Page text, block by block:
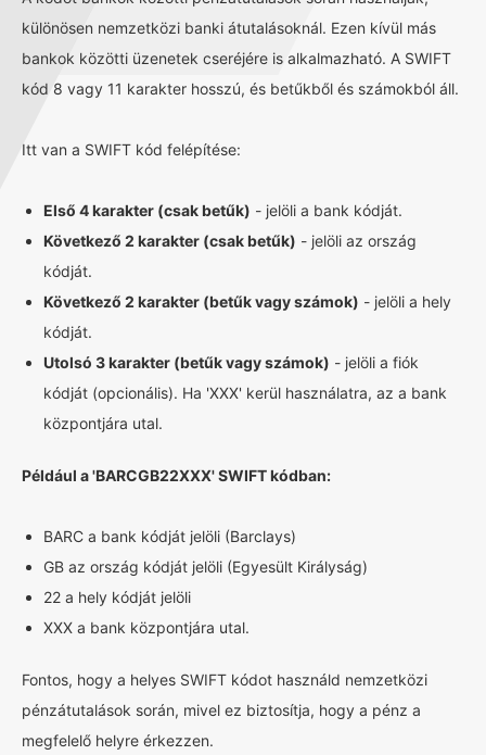
különösen nemzetközi banki átutalásoknál. Ezen kívül más
bankok közötti üzenetek cseréjére is alkalmazható. A SWIFT
kód 8 vagy 11 karakter hosszú, és betűkből és számokból áll.
Itt van a SWIFT kód felépítése:
Első 4 karakter (csak betűk) - jelöli a bank kódját.
Következő 2 karakter (csak betűk) - jelöli az ország
kódját.
Következő 2 karakter (betűk vagy számok) - jelöli a hely
kódját.
Utolsó 3 karakter (betűk vagy számok) - jelöli a fiók
kódját (opcionális). Ha 'XXX' kerül használatra, az a bank
központjára utal.
Például a 'BARCGB22XXX' SWIFT kódban:
BARC a bank kódját jelöli (Barclays)
GB az ország kódját jelöli (Egyesült Királyság)
22 a hely kódját jelöli
XXX a bank központjára utal.
Fontos, hogy a helyes SWIFT kódot használd nemzetközi
pénzátutalások során, mivel ez biztosítja, hogy a pénz a
megfelelő helyre érkezzen.